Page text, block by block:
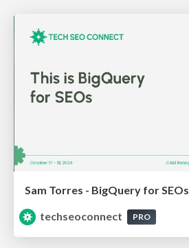
Sam Torres - BigQuery for SEOs
techseoconnect
PRO